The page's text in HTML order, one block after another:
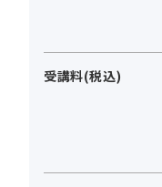
受講料(税込)